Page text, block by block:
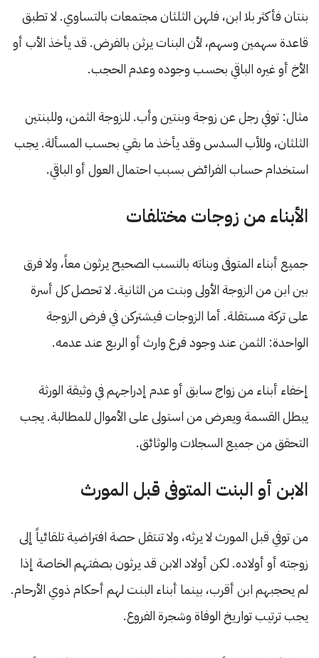
بنتان فأكثر بلا ابن، فلهن الثلثان مجتمعات بالتساوي. لا تطبق
قاعدة سهمين وسهم، لأن البنات يرثن بالفرض. قد يأخذ الأب أو
الأخ أو غيره الباقي بحسب وجوده وعدم الحجب.
مثال: توفي رجل عن زوجة وبنتين وأب. للزوجة الثمن، وللبنتين
الثلثان، وللأب السدس وقد يأخذ ما بقي بحسب المسألة. يجب
استخدام حساب الفرائض بسبب احتمال العول أو الباقي.
الأبناء من زوجات مختلفات
جميع أبناء المتوفى وبناته بالنسب الصحيح يرثون معاً، ولا فرق
بين ابن من الزوجة الأولى وبنت من الثانية. لا تحصل كل أسرة
على تركة مستقلة. أما الزوجات فيشتركن في فرض الزوجة
الواحدة: الثمن عند وجود فرع وارث أو الربع عند عدمه.
إخفاء أبناء من زواج سابق أو عدم إدراجهم في وثيقة الورثة
يبطل القسمة ويعرض من استولى على الأموال للمطالبة. يجب
التحقق من جميع السجلات والوثائق.
الابن أو البنت المتوفى قبل المورث
من توفي قبل المورث لا يرثه، ولا تنتقل حصة افتراضية تلقائياً إلى
زوجته أو أولاده. لكن أولاد الابن قد يرثون بصفتهم الخاصة إذا
لم يحجبهم ابن أقرب، بينما أبناء البنت لهم أحكام ذوي الأرحام.
يجب ترتيب تواريخ الوفاة وشجرة الفروع.